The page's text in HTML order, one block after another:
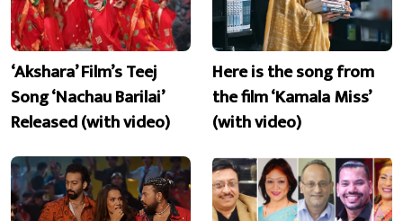
‘Akshara’ Film’s Teej
Song ‘Nachau Barilai’
Released (with video)
Here is the song from
the film ‘Kamala Miss’
(with video)